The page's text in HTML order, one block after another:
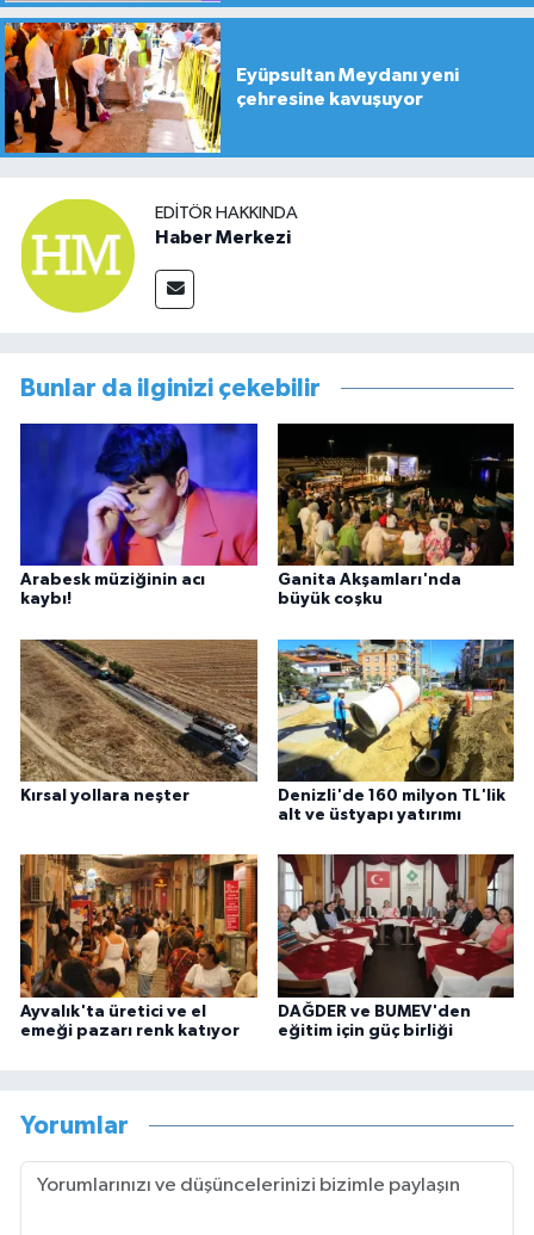
Eyüpsultan Meydanı yeni
çehresine kavuşuyor
EDITÖR HAKKINDA
Haber Merkezi
Bunlar da ilginizi çekebilir
Arabesk müziğinin acı
kaybı!
Ganita Akşamları'nda
büyük coşku
Kırsal yollara neşter
Denizli'de 160 milyon TL'lik
alt ve üstyapı yatırımı
Ayvalık'ta üretici ve el
emeği pazarı renk katıyor
DAĞDER ve BUMEV'den
eğitim için güç birliği
Yorumlar